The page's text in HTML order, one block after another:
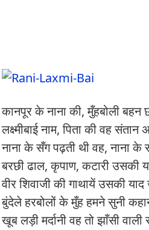
कानपूर के नाना की, मुँहबोली बहन
लक्ष्मीबाई नाम, पिता की वह संतान
नाना के सँग पढ़ती थी वह, नाना के
बरछी ढाल, कृपाण, कटारी उसकी
वीर शिवाजी की गाथायें उसकी याद
बुंदेले हरबोलों के मुँह हमने सुनी
खूब लड़ी मर्दानी वह तो झाँसी वाली